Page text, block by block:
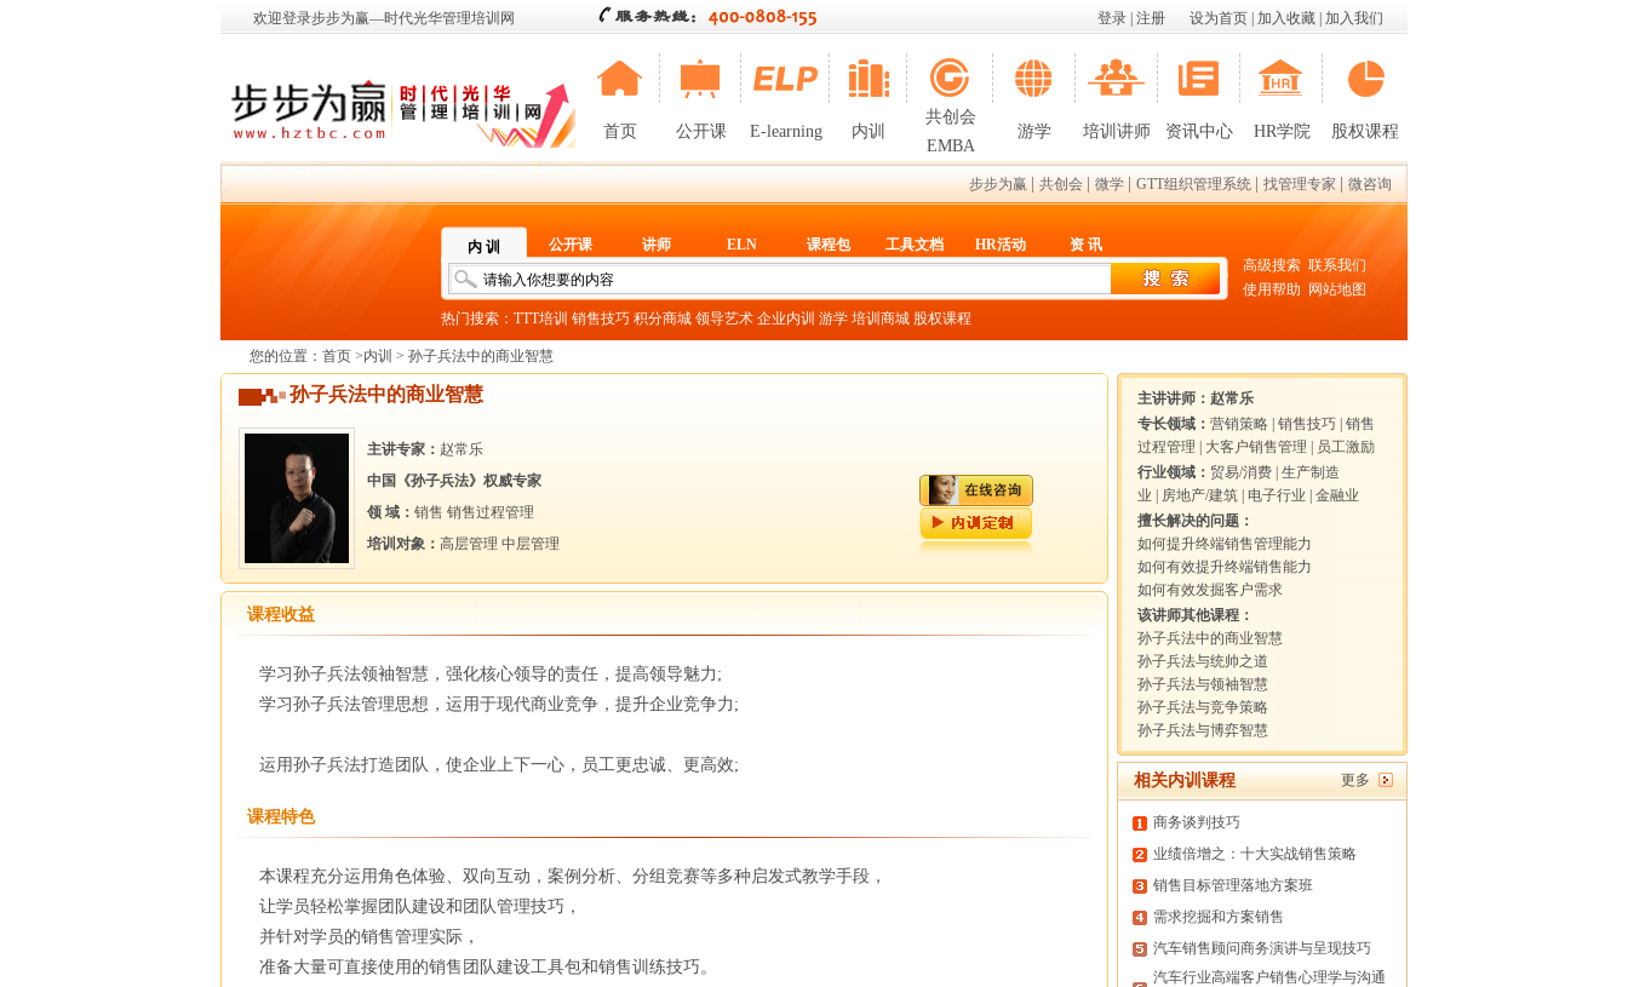
欢迎登录步步为赢—时代光华管理培训网 设为首页 加入收藏 加入我们
登录 注册
首页 公开课 E-learning 内训
共创会
EMBA
游学 培训讲师 资讯中心 HR学院 股权课程
步步为赢 共创会 微学 GTT组织管理系统 找管理专家 微咨询
内 训 公开课 讲师 ELN 课程包 工具文档 HR活动 资 讯
热门搜索： TTT培训 销售技巧 积分商城 领导艺术 企业内训 游学 培训商城 股权课程
高级搜索 联系我们
使用帮助
网站地图
您的位置： 首页 >内训 > 孙子兵法中的商业智慧
孙子兵法中的商业智慧
主讲专家： 赵常乐
中国《孙子兵法》权威专家
领 域： 销售 销售过程管理
培训对象： 高层管理 中层管理
课程收益
学习孙子兵法领袖智慧，强化核心领导的责任，提高领导魅力;
学习孙子兵法管理思想，运用于现代商业竞争，提升企业竞争力;
运用孙子兵法打造团队，使企业上下一心，员工更忠诚、更高效;
课程特色
本课程充分运用角色体验、双向互动，案例分析、分组竞赛等多种启发式教学手段，
让学员轻松掌握团队建设和团队管理技巧，
并针对学员的销售管理实际，
准备大量可直接使用的销售团队建设工具包和销售训练技巧。
主讲讲师： 赵常乐
专长领域： 营销策略 销售技巧 销售
过程管理
大客户销售管理
员工激励
行业领域： 贸易/消费 生产制造
业
房地产/建筑 电子行业
金融业
擅长解决的问题：
如何提升终端销售管理能力
如何有效提升终端销售能力
如何有效发掘客户需求
该讲师其他课程：
孙子兵法中的商业智慧
孙子兵法与统帅之道
孙子兵法与领袖智慧
孙子兵法与竞争策略
孙子兵法与博弈智慧
相关内训课程 更多
商务谈判技巧
业绩倍增之：十大实战销售策略
销售目标管理落地方案班
需求挖掘和方案销售
汽车销售顾问商务演讲与呈现技巧
汽车行业高端客户销售心理学与沟通